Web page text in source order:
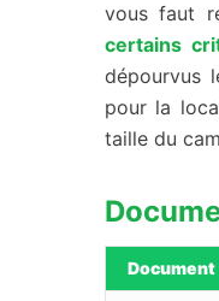
vous faut
certains
dépourvus
pour la
taille du
Document